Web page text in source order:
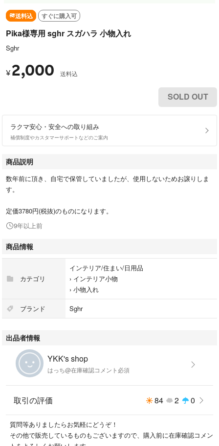
送料込 すぐに購入可
Pika様専用 sghr スガハラ 小物入れ
Sghr
¥ 2,000 送料込
SOLD OUT
ラクマ安心・安全への取り組み
補償制度やカスタマーサポートなどのご案内
商品説明
数年前に頂き、自宅で保管していましたが、使用しないためお譲りしま
す。
定価3780円(税抜)のものになります。
9年以上前
商品情報
カテゴリ
インテリア/住まい/日用品
› インテリア小物
› 小物入れ
ブランド Sghr
出品者情報
YKK's shop
はっち@在庫確認コメント必須
取引の評価 84 2 0
質問等ありましたらお気軽にどうぞ！
その他で販売しているものもございますので、購入前に在庫確認コメン